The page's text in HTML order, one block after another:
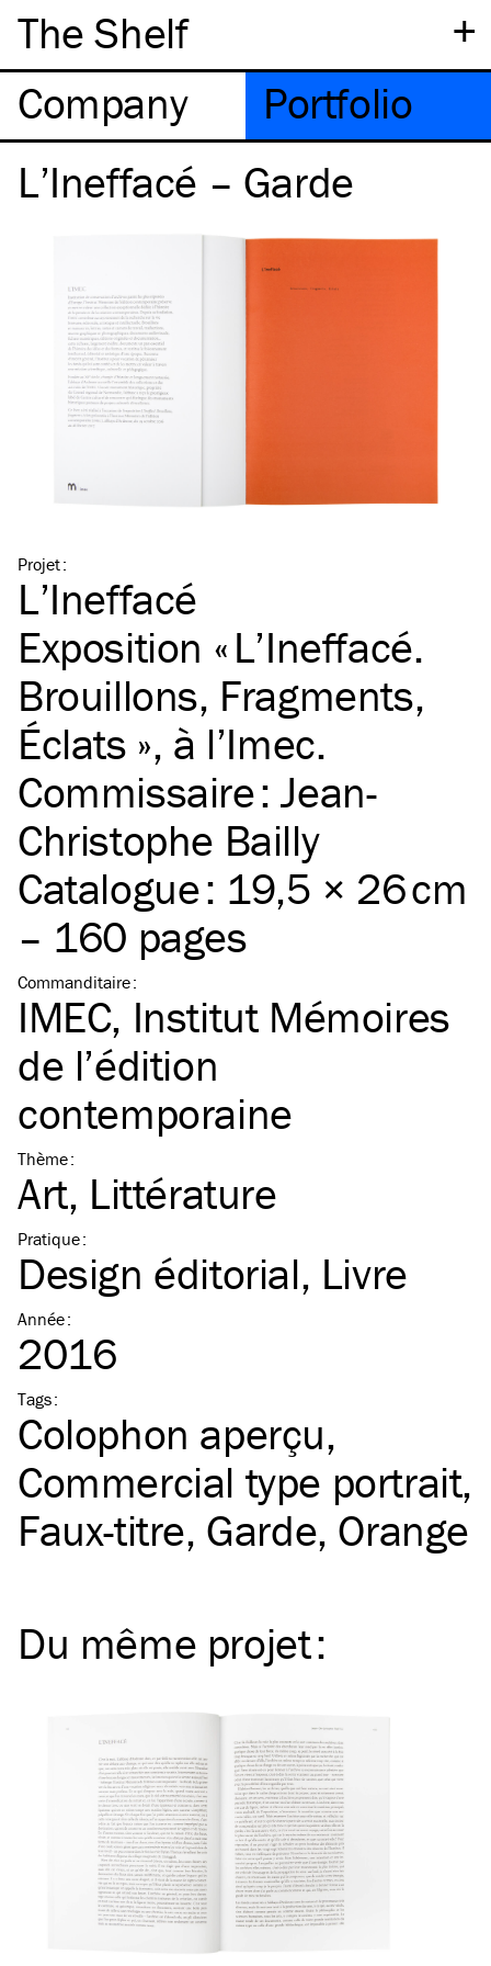
+
The Shelf
Company
Portfolio
L’Ineffacé – Garde
Projet:
L’Ineffacé
Exposition « L’Ineffacé.
Brouillons, Fragments,
Éclats », à l’Imec.
Commissaire : Jean-
Christophe Bailly
Catalogue : 19,5 × 26 cm
– 160 pages
Commanditaire:
IMEC, Institut Mémoires
de l’édition
contemporaine
Thème:
Art Littérature
Pratique:
Design éditorial Livre
Année:
2016
Tags:
Colophon aperçu
Commercial type portrait
Faux-titre Garde Orange
Du même projet: